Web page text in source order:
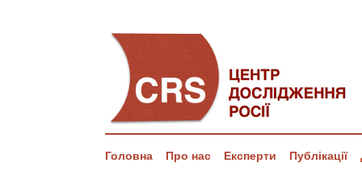
Головна Про нас Експерти Публікації